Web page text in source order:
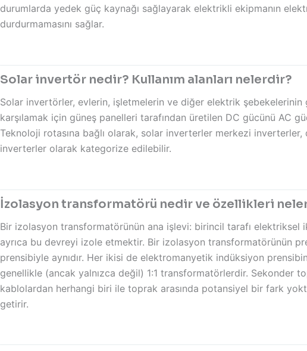
durumlarda yedek güç kaynağı sağlayarak elektrikli ekipmanın
durdurmamasını sağlar.
Solar invertör nedir? Kullanım alanları nelerdir?
Solar invertörler, evlerin, işletmelerin ve diğer elektrik şebekelerinin
karşılamak için güneş panelleri tarafından üretilen DC gücünü AC
Teknoloji rotasına bağlı olarak, solar inverterler merkezi inverterler,
inverterler olarak kategorize edilebilir.
İzolasyon transformatörü nedir ve özellikleri
Bir izolasyon transformatörünün ana işlevi: birincil tarafı elektriksel
ayrıca bu devreyi izole etmektir. Bir izolasyon transformatörünün
prensibiyle aynıdır. Her ikisi de elektromanyetik indüksiyon
genellikle (ancak yalnızca değil) 1:1 transformatörlerdir. Sekonder
kablolardan herhangi biri ile toprak arasında potansiyel bir fark
getirir.